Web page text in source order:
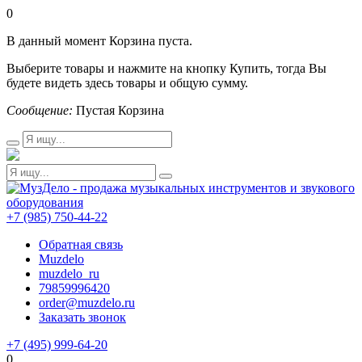
0
В данный момент Корзина пуста.
Выберите товары и нажмите на кнопку Купить, тогда Вы
будете видеть здесь товары и общую сумму.
Сообщение: Пустая Корзина
+7 (985) 750-44-22
Обратная связь
Muzdelo
muzdelo_ru
79859996420
order@muzdelo.ru
Заказать звонок
+7 (495) 999-64-20
0